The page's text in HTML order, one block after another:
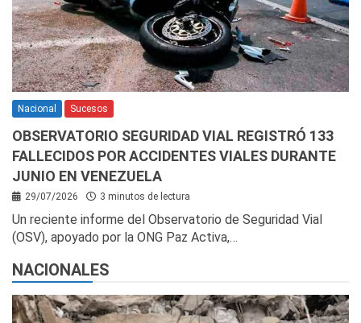
Nacional Sucesos
OBSERVATORIO SEGURIDAD VIAL REGISTRÓ 133
FALLECIDOS POR ACCIDENTES VIALES DURANTE
JUNIO EN VENEZUELA
29/07/2026 3 minutos de lectura
Un reciente informe del Observatorio de Seguridad Vial
(OSV), apoyado por la ONG Paz Activa,…
NACIONALES